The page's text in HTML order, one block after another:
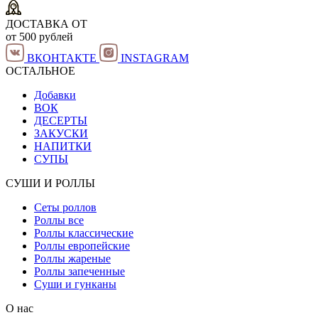
ДОСТАВКА ОТ
от 500 рублей
ВКОНТАКТЕ
INSTAGRAM
ОСТАЛЬНОЕ
Добавки
ВОК
ДЕСЕРТЫ
ЗАКУСКИ
НАПИТКИ
СУПЫ
СУШИ И РОЛЛЫ
Сеты роллов
Роллы все
Роллы классические
Роллы европейские
Роллы жареные
Роллы запеченные
Суши и гунканы
О нас